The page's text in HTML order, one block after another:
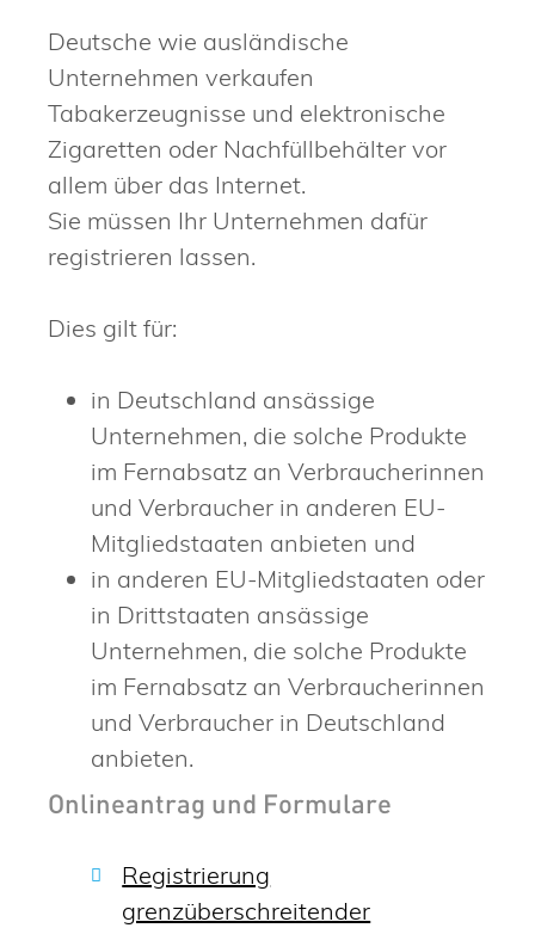
Deutsche wie ausländische
Unternehmen verkaufen
Tabakerzeugnisse und elektronische
Zigaretten oder Nachfüllbehälter vor
allem über das Internet.
Sie müssen Ihr Unternehmen dafür
registrieren lassen.
Dies gilt für:
in Deutschland ansässige
Unternehmen, die solche Produkte
im Fernabsatz an Verbraucherinnen
und Verbraucher in anderen EU-
Mitgliedstaaten anbieten und
in anderen EU-Mitgliedstaaten oder
in Drittstaaten ansässige
Unternehmen, die solche Produkte
im Fernabsatz an Verbraucherinnen
und Verbraucher in Deutschland
anbieten.
Onlineantrag und Formulare
Registrierung
grenzüberschreitender